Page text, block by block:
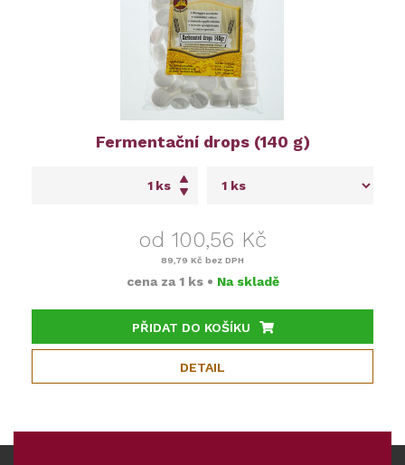
Fermentační drops (140 g)
ks
od 100,56 Kč
89,79 Kč bez DPH
cena za 1 ks • Na skladě
PŘIDAT DO KOŠÍKU
DETAIL